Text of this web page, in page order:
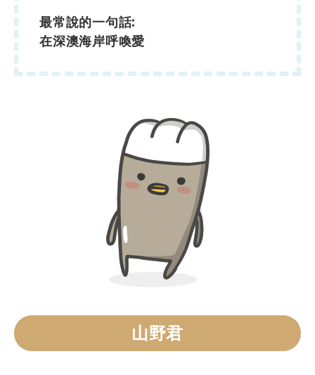
最常說的一句話:
在深澳海岸呼喚愛
山野君